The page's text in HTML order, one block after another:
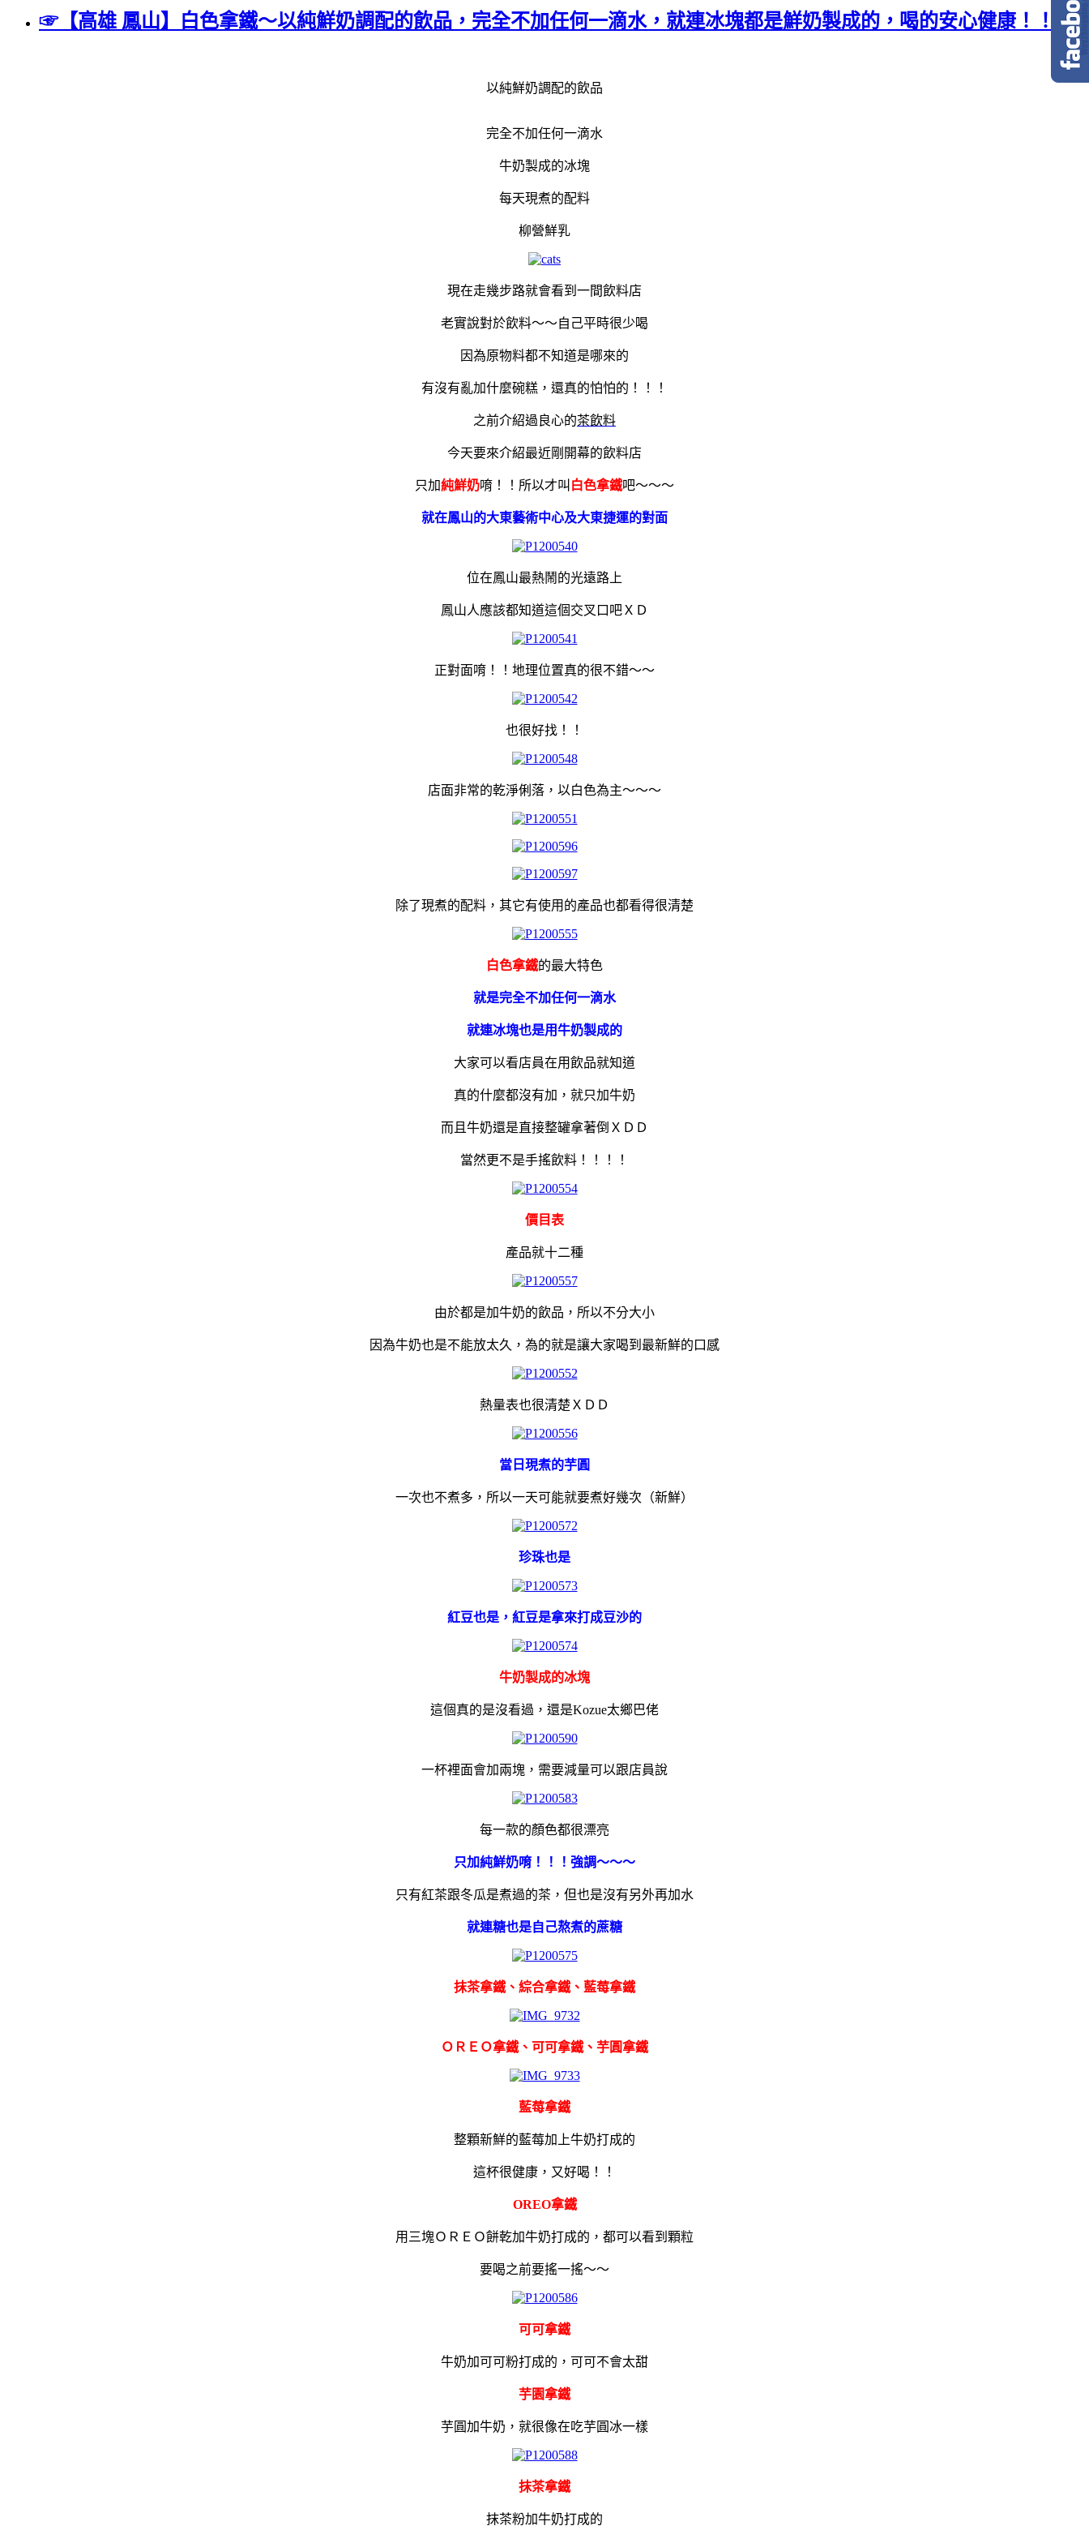
☞【高雄 鳳山】白色拿鐵～以純鮮奶調配的飲品，完全不加任何一滴水，就連冰塊都是鮮奶製成的，喝的安心健康！！
以純鮮奶調配的飲品
完全不加任何一滴水
牛奶製成的冰塊
每天現煮的配料
柳營鮮乳
現在走幾步路就會看到一間飲料店
老實說對於飲料～～自己平時很少喝
因為原物料都不知道是哪來的
有沒有亂加什麼碗糕，還真的怕怕的！！！
之前介紹過良心的茶飲料
今天要來介紹最近剛開幕的飲料店
只加純鮮奶唷！！所以才叫 白色拿鐵吧～～～
就在鳳山的大東藝術中心及大東捷運的對面
位在鳳山最熱鬧的光遠路上
鳳山人應該都知道這個交叉口吧ＸＤ
正對面唷！！地理位置真的很不錯～～
也很好找！！
店面非常的乾淨俐落，以白色為主～～～
除了現煮的配料，其它有使用的產品也都看得很清楚
白色拿鐵的最大特色
就是完全不加任何一滴水
就連冰塊也是用牛奶製成的
大家可以看店員在用飲品就知道
真的什麼都沒有加，就只加牛奶
而且牛奶還是直接整罐拿著倒ＸＤＤ
當然更不是手搖飲料！！！！
價目表
產品就十二種
由於都是加牛奶的飲品，所以不分大小
因為牛奶也是不能放太久，為的就是讓大家喝到最新鮮的口感
熱量表也很清楚ＸＤＤ
當日現煮的芋圓
一次也不煮多，所以一天可能就要煮好幾次（新鮮）
珍珠也是
紅豆也是，紅豆是拿來打成豆沙的
牛奶製成的冰塊
這個真的是沒看過，還是Kozue太鄉巴佬
一杯裡面會加兩塊，需要減量可以跟店員說
每一款的顏色都很漂亮
只加純鮮奶唷！！！強調～～～
只有紅茶跟冬瓜是煮過的茶， 但也是沒有另外再加水
就連糖也是自己熬煮的蔗糖
抹茶拿鐵、綜合拿鐵、藍莓拿鐵
ＯＲＥＯ拿鐵、可可拿鐵、芋圓拿鐵
藍莓拿鐵
整顆新鮮的藍莓加上牛奶打成的
這杯很健康，又好喝！！
OREO拿鐵
用三塊ＯＲＥＯ餅乾加牛奶打成的，都可以看到顆粒
要喝之前要搖一搖～～
可可拿鐵
牛奶加可可粉打成的，可可不會太甜
芋園拿鐵
芋圓加牛奶，就很像在吃芋圓冰一樣
抹茶拿鐵
抹茶粉加牛奶打成的